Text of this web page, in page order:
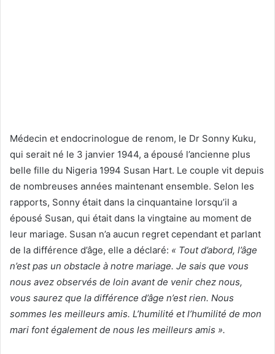
Médecin et endocrinologue de renom, le Dr Sonny Kuku,
qui serait né le 3 janvier 1944, a épousé l’ancienne plus
belle fille du Nigeria 1994 Susan Hart. Le couple vit depuis
de nombreuses années maintenant ensemble. Selon les
rapports, Sonny était dans la cinquantaine lorsqu’il a
épousé Susan, qui était dans la vingtaine au moment de
leur mariage. Susan n’a aucun regret cependant et parlant
de la différence d’âge, elle a déclaré: « Tout d’abord, l’âge
n’est pas un obstacle à notre mariage. Je sais que vous
nous avez observés de loin avant de venir chez nous,
vous saurez que la différence d’âge n’est rien. Nous
sommes les meilleurs amis. L’humilité et l’humilité de mon
mari font également de nous les meilleurs amis ».